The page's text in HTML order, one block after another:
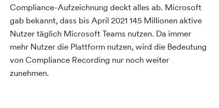
Compliance-Aufzeichnung deckt alles ab. Microsoft
gab bekannt, dass bis April 2021 145 Millionen aktive
Nutzer täglich Microsoft Teams nutzen. Da immer
mehr Nutzer die Plattform nutzen, wird die Bedeutung
von Compliance Recording nur noch weiter
zunehmen.